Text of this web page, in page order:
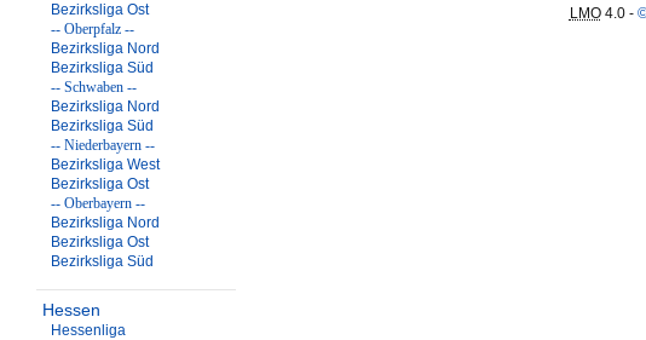
Bezirksliga Ost
-- Oberpfalz --
Bezirksliga Nord
Bezirksliga Süd
-- Schwaben --
Bezirksliga Nord
Bezirksliga Süd
-- Niederbayern --
Bezirksliga West
Bezirksliga Ost
-- Oberbayern --
Bezirksliga Nord
Bezirksliga Ost
Bezirksliga Süd
Hessen
Hessenliga
LMO4.0 -